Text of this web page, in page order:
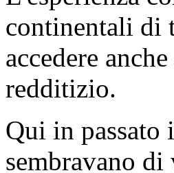
continentali di
accedere
redditizio.
Qui in passato
sembravano